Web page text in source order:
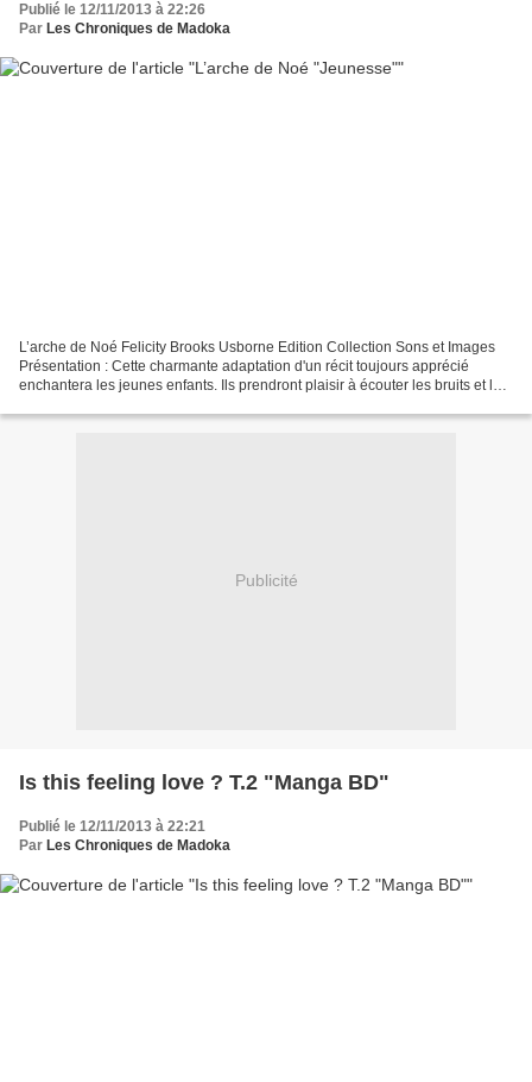
Publié le 12/11/2013 à 22:26
Par Les Chroniques de Madoka
L’arche de Noé Felicity Brooks Usborne Edition Collection Sons et Images
Présentation : Cette charmante adaptation d'un récit toujours apprécié
enchantera les jeunes enfants. Ils prendront plaisir à écouter les bruits et la
Publicité
Is this feeling love ? T.2 "Manga BD"
Publié le 12/11/2013 à 22:21
Par Les Chroniques de Madoka